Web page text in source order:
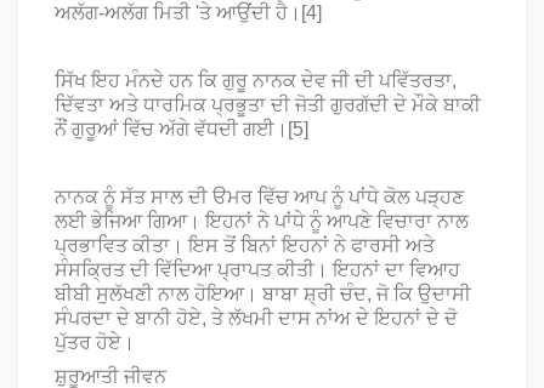
ਅਲੱਗ-ਅਲੱਗ ਮਿਤੀ 'ਤੇ ਆਉਂਦੀ ਹੈ।[4]
ਸਿੱਖ ਇਹ ਮੰਨਦੇ ਹਨ ਕਿ ਗੁਰੂ ਨਾਨਕ ਦੇਵ ਜੀ ਦੀ ਪਵਿੱਤਰਤਾ,
ਦਿੱਵਤਾ ਅਤੇ ਧਾਰਮਿਕ ਪ੍ਰਭੂਤਾ ਦੀ ਜੋਤੀ ਗੁਰਗੱਦੀ ਦੇ ਮੌਕੇ ਬਾਕੀ
ਨੌਂ ਗੁਰੂਆਂ ਵਿੱਚ ਅੱਗੇ ਵੱਧਦੀ ਗਈ।[5]
ਨਾਨਕ ਨੂੰ ਸੱਤ ਸਾਲ ਦੀ ੳਮਰ ਵਿੱਚ ਆਪ ਨੂੰ ਪਾਂਧੇ ਕੋਲ ਪੜ੍ਹਣ
ਲਈ ਭੇਜਿਆ ਗਿਆ। ਇਹਨਾਂ ਨੇ ਪਾਂਧੇ ਨੂੰ ਆਪਣੇ ਵਿਚਾਰਾ ਨਾਲ
ਪ੍ਰਭਾਵਿਤ ਕੀਤਾ। ਇਸ ਤੋਂ ਬਿਨਾਂ ਇਹਨਾਂ ਨੇ ਫਾਰਸੀ ਅਤੇ
ਸੰਸਕ੍ਰਿਤ ਦੀ ਵਿੱਦਿਆ ਪ੍ਰਾਪਤ ਕੀਤੀ। ਇਹਨਾਂ ਦਾ ਵਿਆਹ
ਬੀਬੀ ਸੁਲੱਖਣੀ ਨਾਲ ਹੋਇਆ। ਬਾਬਾ ਸ਼੍ਰੀ ਚੰਦ, ਜੋ ਕਿ ਉਦਾਸੀ
ਸੰਪਰਦਾ ਦੇ ਬਾਨੀ ਹੋਏ, ਤੇ ਲੱਖਮੀ ਦਾਸ ਨਾਂਅ ਦੇ ਇਹਨਾਂ ਦੇ ਦੋ
ਪੁੱਤਰ ਹੋਏ।
ਸ਼ੁਰੂਆਤੀ ਜੀਵਨ